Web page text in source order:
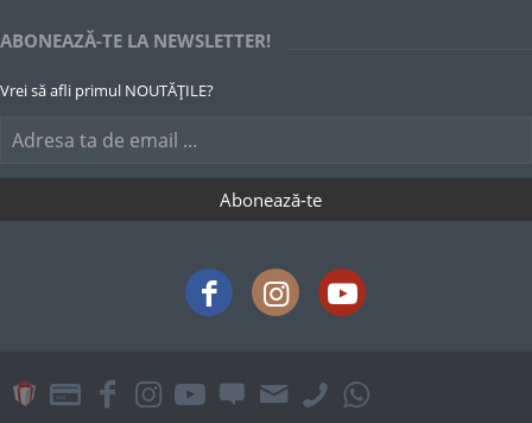
ABONEAZĂ-TE LA NEWSLETTER!
Vrei să afli primul NOUTĂȚILE?